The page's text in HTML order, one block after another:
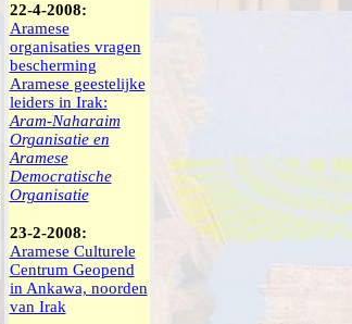
22-4-2008:
Aramese
organisaties vragen
bescherming
Aramese geestelijke
leiders in Irak:
Aram-Naharaim
Organisatie en
Aramese
Democratische
Organisatie
23-2-2008:
Aramese Culturele
Centrum Geopend
in Ankawa, noorden
van Irak